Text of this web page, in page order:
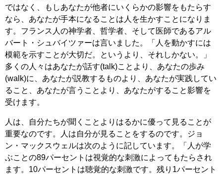
ではなく、もしあなたが他者にいくらかの影響をもたらす
なら、あなたが手本になることは人を生かすことになりま
す。フランス人の神学者、哲学者、そして医師であるアル
バート・シュバイツァーは言いました。「人を動かすには
模範を示すことが大切だ。というより、それしかない。」
多くの人々はあなたが話す(talk)ことより、あなたの歩み
(walk)に、あなたが説教するものより、あなたが実践してい
ること、あなたが言うことより、あなたがすること影響を
受けます。
人は、自分たちが聞くことよりはるかに優って見ることが
重要なのです。人は自分が見ることをするのです。ジョ
ン・マックスウェルは次のように記しています。「人が学
ぶことの89パーセントは視覚的な刺激によってもたらされ
ます。10パーセントは聴覚的な刺激です。残り1パーセント